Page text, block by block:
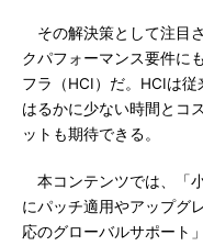
その解決策として注目
クパフォーマンス要件に
フラ（HCI）だ。HCIは
はるかに少ない時間とコ
ットも期待できる。
本コンテンツでは、「
にパッチ適用やアップグ
応のグローバルサポート